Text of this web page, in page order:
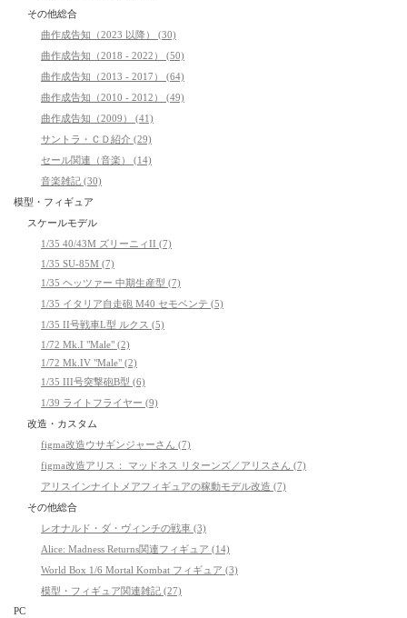
その他総合
曲作成告知（2023 以降） (30)
曲作成告知（2018 - 2022） (50)
曲作成告知（2013 - 2017） (64)
曲作成告知（2010 - 2012） (49)
曲作成告知（2009） (41)
サントラ・ＣＤ紹介 (29)
セール関連（音楽） (14)
音楽雑記 (30)
模型・フィギュア
スケールモデル
1/35 40/43M ズリーニィII (7)
1/35 SU-85M (7)
1/35 ヘッツァー 中期生産型 (7)
1/35 イタリア自走砲 M40 セモベンテ (5)
1/35 II号戦車L型 ルクス (5)
1/72 Mk.I "Male" (2)
1/72 Mk.IV "Male" (2)
1/35 III号突撃砲B型 (6)
1/39 ライトフライヤー (9)
改造・カスタム
figma改造ウサギンジャーさん (7)
figma改造アリス： マッドネス リターンズ／アリスさん (7)
アリスインナイトメアフィギュアの稼動モデル改造 (7)
その他総合
レオナルド・ダ・ヴィンチの戦車 (3)
Alice: Madness Returns関連フィギュア (14)
World Box 1/6 Mortal Kombat フィギュア (3)
模型・フィギュア関連雑記 (27)
PC